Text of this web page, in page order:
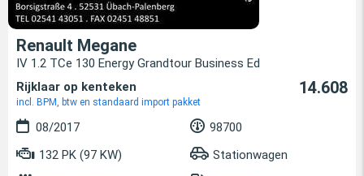
Renault Megane
IV 1.2 TCe 130 Energy Grandtour Business Ed
Rijklaar op kenteken
incl. BPM, btw en standaard import pakket
14.608
08/2017
98700
132 PK (97 KW)
Stationwagen